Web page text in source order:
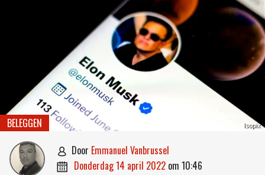
Isopix
BELEGGEN
 door Emmanuel Vanbrussel
 donderdag 14 april 2022 om 10:46